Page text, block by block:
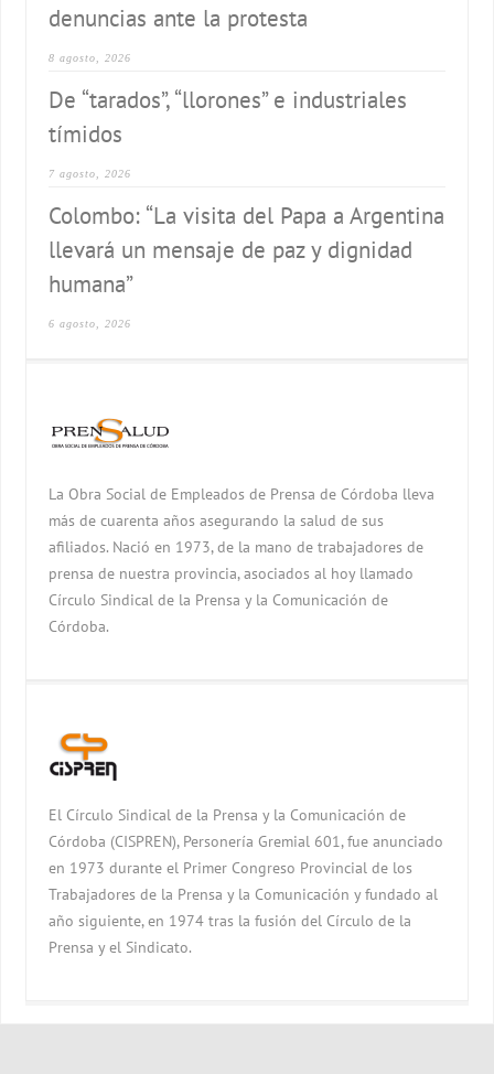
denuncias ante la protesta
8 agosto, 2026
De “tarados”, “llorones” e industriales
tímidos
7 agosto, 2026
Colombo: “La visita del Papa a Argentina
llevará un mensaje de paz y dignidad
humana”
6 agosto, 2026
La Obra Social de Empleados de Prensa de Córdoba lleva
más de cuarenta años asegurando la salud de sus
afiliados. Nació en 1973, de la mano de trabajadores de
prensa de nuestra provincia, asociados al hoy llamado
Círculo Sindical de la Prensa y la Comunicación de
Córdoba.
El Círculo Sindical de la Prensa y la Comunicación de
Córdoba (CISPREN), Personería Gremial 601, fue anunciado
en 1973 durante el Primer Congreso Provincial de los
Trabajadores de la Prensa y la Comunicación y fundado al
año siguiente, en 1974 tras la fusión del Círculo de la
Prensa y el Sindicato.